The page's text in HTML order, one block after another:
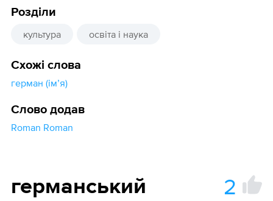
Розділи
культура освіта і наука
Схожі слова
герман (імʼя)
Слово додав
Roman Roman
германський 2